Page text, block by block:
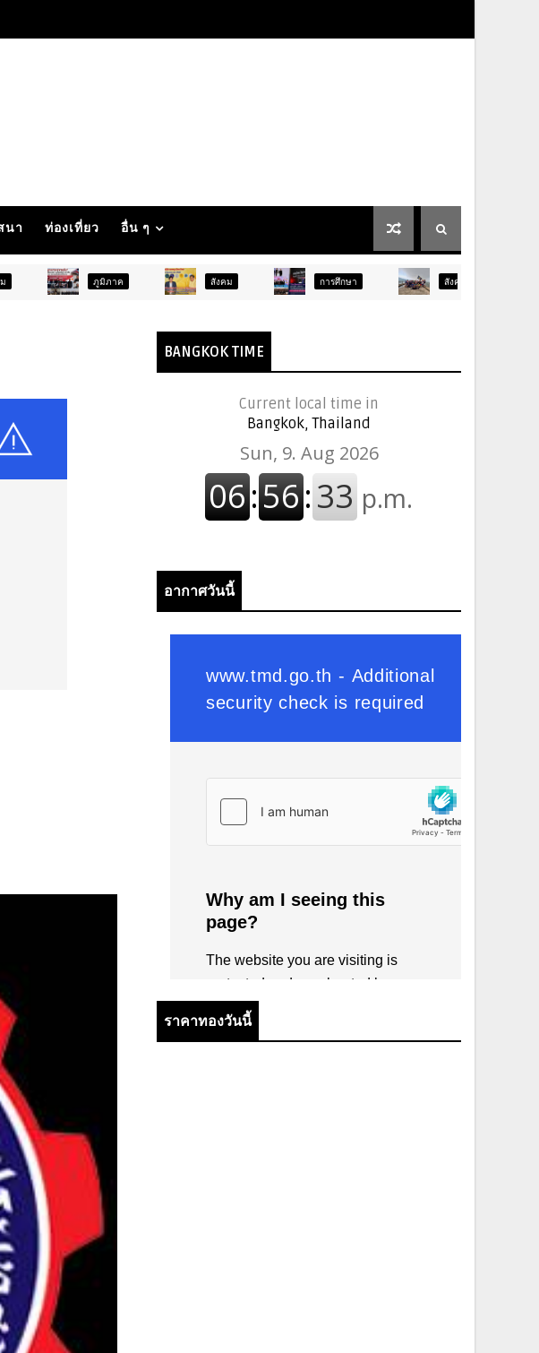
นา ท่องเที่ยว อื่น ๆ
ภูมิภาค สังคม การศึกษา สังคม
BANGKOK TIME
Current local time in
Bangkok, Thailand
อากาศวันนี้
ราคาทองวันนี้